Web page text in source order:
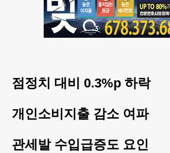
점정치 대비 0.3%p 하락
개인소비지출 감소 여파
관세발 수입급증도 요인